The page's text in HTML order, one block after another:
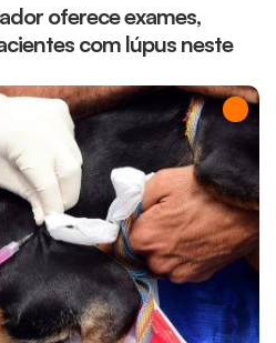
oferece exames,
com lúpus neste